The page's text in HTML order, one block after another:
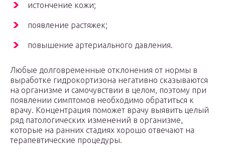
истончение кожи;
появление растяжек;
повышение артериального давления.
Любые долговременные отклонения от нормы в
выработке гидрокортизона негативно сказываются
на организме и самочувствии в целом, поэтому при
появлении симптомов необходимо обратиться к
врачу. Концентрация поможет врачу выявить целый
ряд патологических изменений в организме,
которые на ранних стадиях хорошо отвечают на
терапевтические процедуры.